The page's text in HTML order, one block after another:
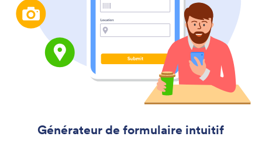
Générateur de formulaire intuitif